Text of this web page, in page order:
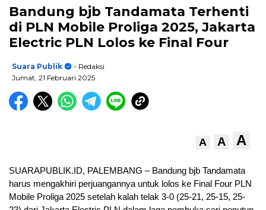
Bandung bjb Tandamata Terhenti
di PLN Mobile Proliga 2025, Jakarta
Electric PLN Lolos ke Final Four
Suara Publik
- Redaksi
Jumat, 21 Februari 2025
A A A
SUARAPUBLIK.ID, PALEMBANG – Bandung bjb Tandamata
harus mengakhiri perjuangannya untuk lolos ke Final Four PLN
Mobile Proliga 2025 setelah kalah telak 3-0 (25-21, 25-15, 25-